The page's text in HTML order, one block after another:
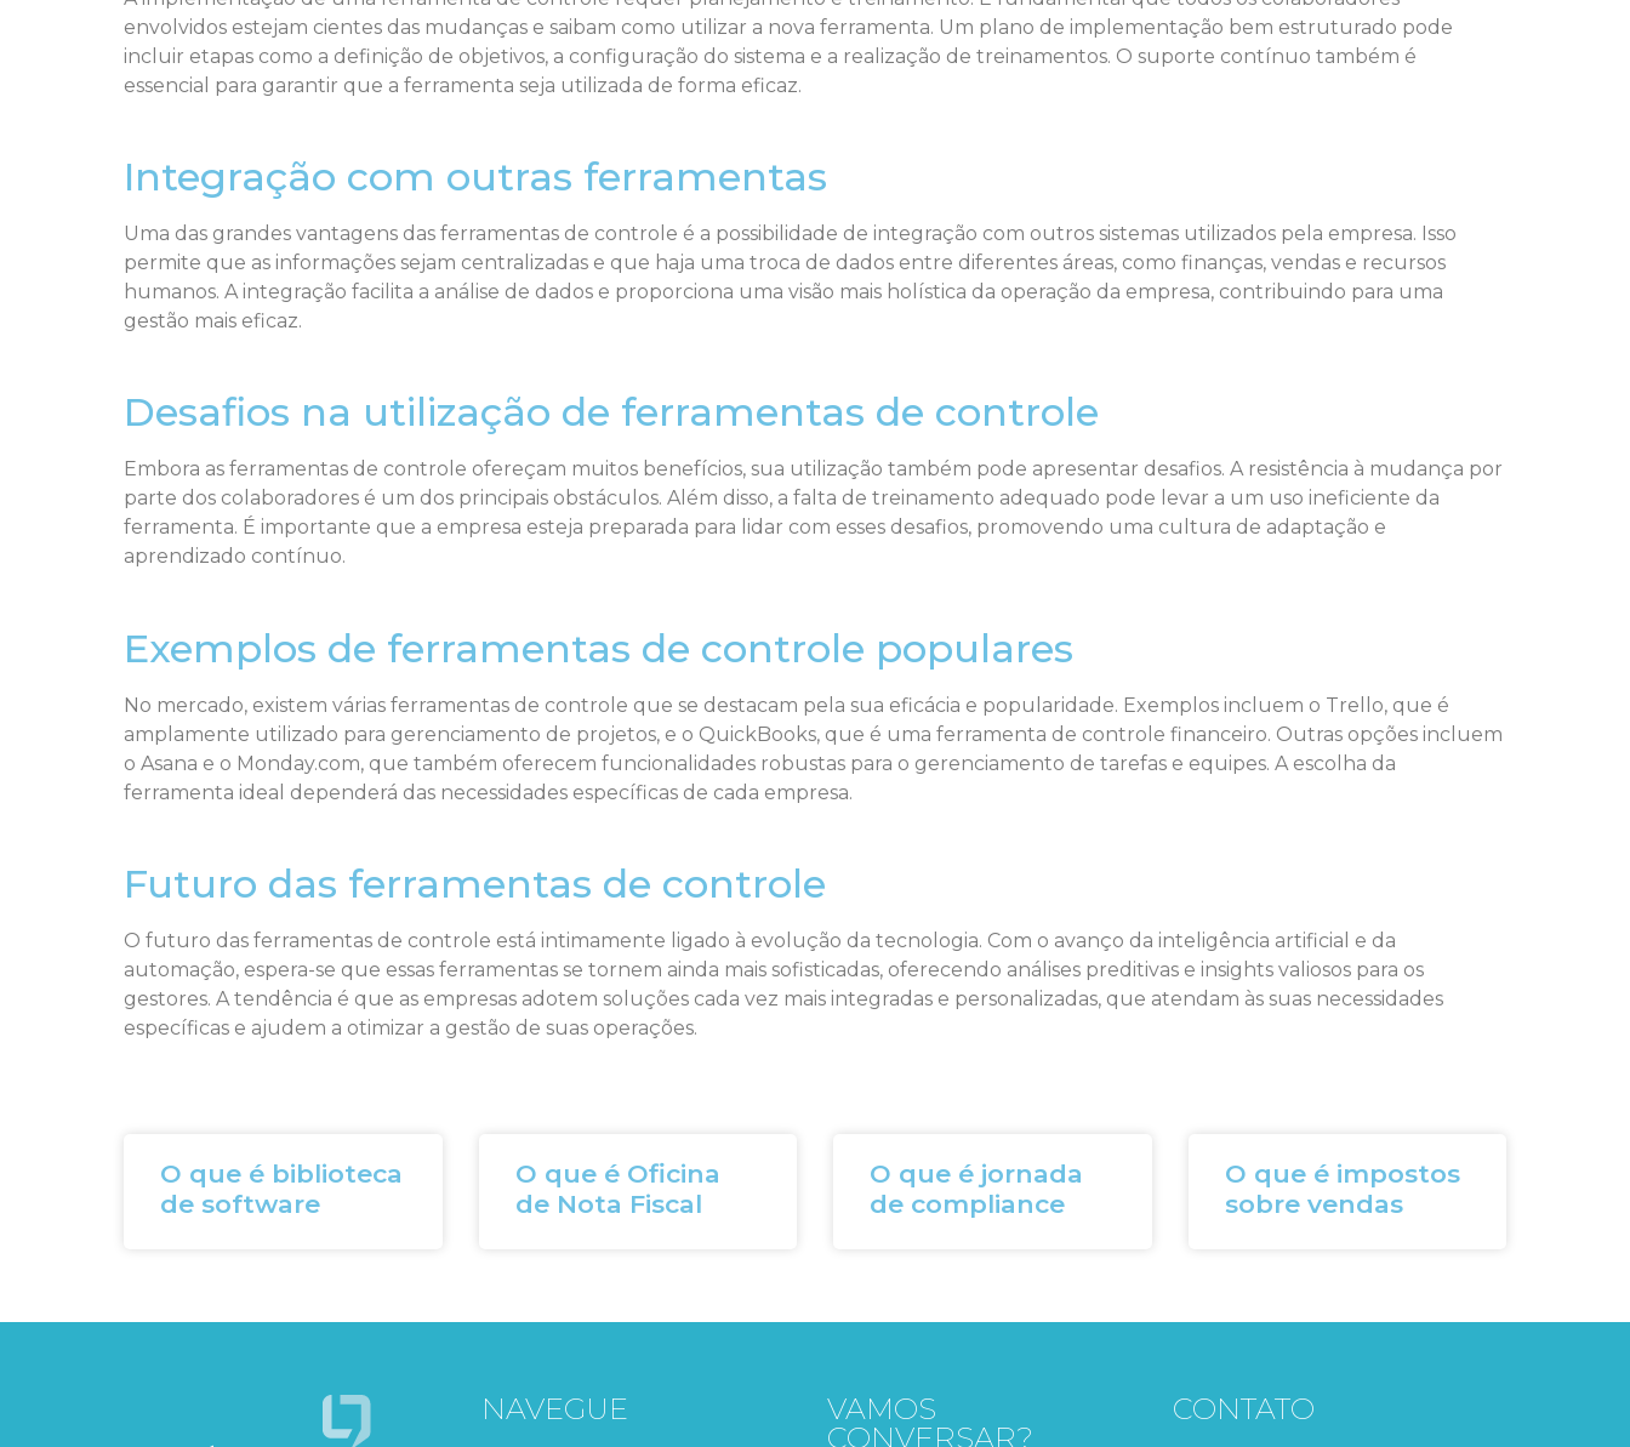
envolvidos estejam cientes das mudanças e saibam como utilizar a nova ferramenta. Um plano de implementação bem estruturado pode
incluir etapas como a definição de objetivos, a configuração do sistema e a realização de treinamentos. O suporte contínuo também é
essencial para garantir que a ferramenta seja utilizada de forma eficaz.
Integração com outras ferramentas
Uma das grandes vantagens das ferramentas de controle é a possibilidade de integração com outros sistemas utilizados pela empresa. Isso
permite que as informações sejam centralizadas e que haja uma troca de dados entre diferentes áreas, como finanças, vendas e recursos
humanos. A integração facilita a análise de dados e proporciona uma visão mais holística da operação da empresa, contribuindo para uma
gestão mais eficaz.
Desafios na utilização de ferramentas de controle
Embora as ferramentas de controle ofereçam muitos benefícios, sua utilização também pode apresentar desafios. A resistência à mudança por
parte dos colaboradores é um dos principais obstáculos. Além disso, a falta de treinamento adequado pode levar a um uso ineficiente da
ferramenta. É importante que a empresa esteja preparada para lidar com esses desafios, promovendo uma cultura de adaptação e
aprendizado contínuo.
Exemplos de ferramentas de controle populares
No mercado, existem várias ferramentas de controle que se destacam pela sua eficácia e popularidade. Exemplos incluem o Trello, que é
amplamente utilizado para gerenciamento de projetos, e o QuickBooks, que é uma ferramenta de controle financeiro. Outras opções incluem
o Asana e o Monday.com, que também oferecem funcionalidades robustas para o gerenciamento de tarefas e equipes. A escolha da
ferramenta ideal dependerá das necessidades específicas de cada empresa.
Futuro das ferramentas de controle
O futuro das ferramentas de controle está intimamente ligado à evolução da tecnologia. Com o avanço da inteligência artificial e da
automação, espera-se que essas ferramentas se tornem ainda mais sofisticadas, oferecendo análises preditivas e insights valiosos para os
gestores. A tendência é que as empresas adotem soluções cada vez mais integradas e personalizadas, que atendam às suas necessidades
específicas e ajudem a otimizar a gestão de suas operações.
O que é biblioteca
de software
O que é Oficina
de Nota Fiscal
O que é jornada
de compliance
O que é impostos
sobre vendas
NAVEGUE
VAMOS
CONVERSAR?
CONTATO